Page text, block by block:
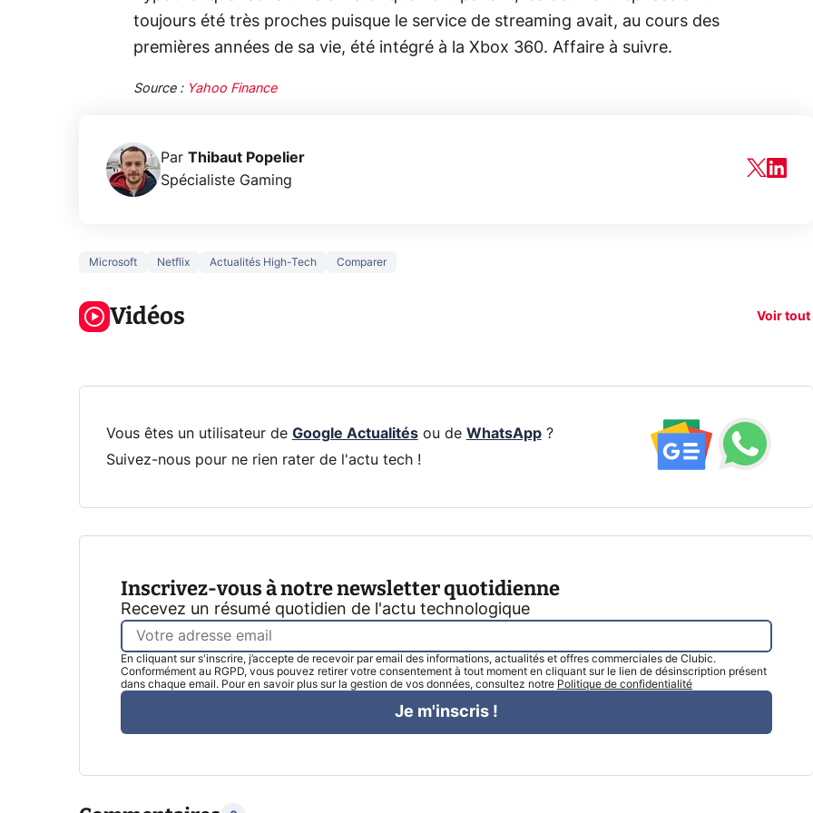
toujours été très proches puisque le service de streaming avait, au cours des
premières années de sa vie, été intégré à la Xbox 360. Affaire à suivre.
Source : Yahoo Finance
Par Thibaut Popelier
Spécialiste Gaming
Microsoft Netflix Actualités High-Tech Comparer
Vidéos Voir tout
la prochaine
Xbox !
Ce que vous
Vous êtes un utilisateur de Google Actualitésou de WhatsApp?
Suivez-nous pour ne rien rater de l'actu tech !
Inscrivez-vous à notre newsletter quotidienne
Recevez un résumé quotidien de l'actu technologique
En cliquant sur s'inscrire, j’accepte de recevoir par email des informations, actualités et offres commerciales de Clubic.
Conformément au RGPD, vous pouvez retirer votre consentement à tout moment en cliquant sur le lien de désinscription présent
dans chaque email. Pour en savoir plus sur la gestion de vos données, consultez notre Politique de confidentialité
Je m'inscris !